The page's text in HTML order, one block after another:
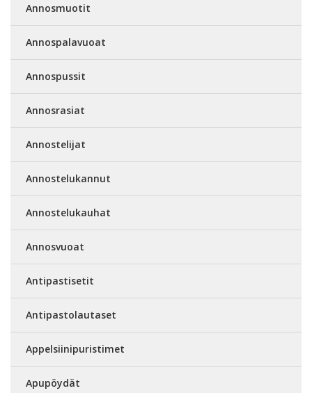
Annosmuotit
Annospalavuoat
Annospussit
Annosrasiat
Annostelijat
Annostelukannut
Annostelukauhat
Annosvuoat
Antipastisetit
Antipastolautaset
Appelsiinipuristimet
Apupöydät